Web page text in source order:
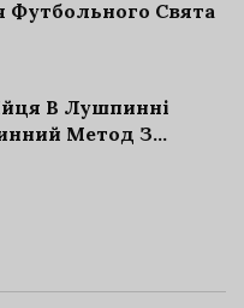
Футбольного Свята
В Лушпинні
Метод З